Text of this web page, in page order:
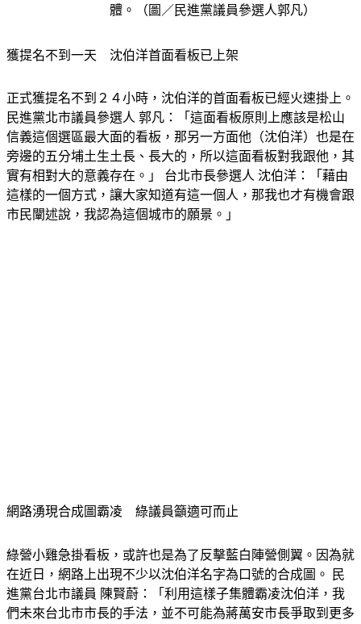
民進黨正式提名沈伯洋參選台北市長，小雞火速掛上看
正式獲提名不到２４小時，沈伯洋的首面看板已經火速掛上。
民進黨北市議員參選人 郭凡：「這面看板原則上應該是松山
信義這個選區最大面的看板，那另一方面他（沈伯洋）也是在
旁邊的五分埔土生土長、長大的，所以這面看板對我跟他，其
實有相對大的意義存在。」 台北市長參選人 沈伯洋：「藉由
這樣的一個方式，讓大家知道有這一個人，那我也才有機會跟
綠營小雞急掛看板，或許也是為了反擊藍白陣營側翼。因為就
在近日，網路上出現不少以沈伯洋名字為口號的合成圖。 民
進黨台北市議員 陳賢蔚：「利用這樣子集體霸凌沈伯洋，我